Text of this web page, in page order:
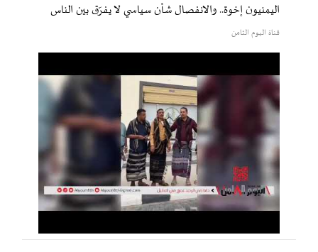
اليمنيون إخوة.. والانفصال شأن سياسي لا يفرّق بين الناس
قناة اليوم الثامن